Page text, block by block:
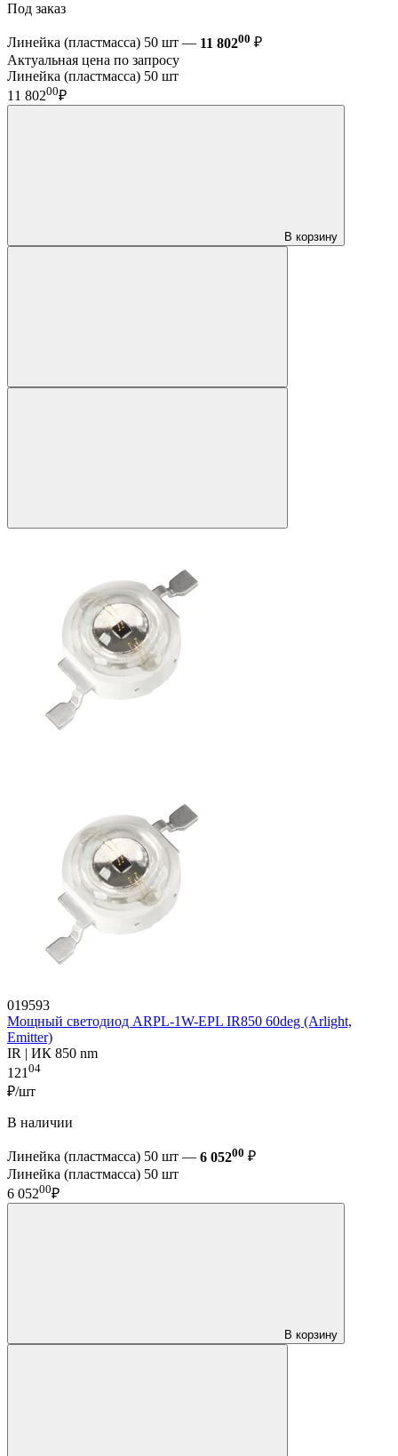
Под заказ
Линейка (пластмасса) 50 шт — 11 80200 ₽
Актуальная цена по запросу
Линейка (пластмасса) 50 шт
11 80200₽
В корзину
019593
Мощный светодиод ARPL-1W-EPL IR850 60deg (Arlight,
Emitter)
IR | ИК 850 nm
121 04
₽/шт
В наличии
Линейка (пластмасса) 50 шт — 6 05200 ₽
Линейка (пластмасса) 50 шт
6 05200₽
В корзину